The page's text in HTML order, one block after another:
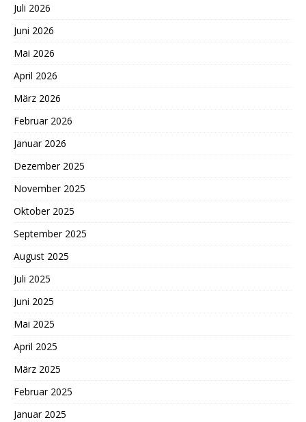
Juli 2026
Juni 2026
Mai 2026
April 2026
März 2026
Februar 2026
Januar 2026
Dezember 2025
November 2025
Oktober 2025
September 2025
August 2025
Juli 2025
Juni 2025
Mai 2025
April 2025
März 2025
Februar 2025
Januar 2025